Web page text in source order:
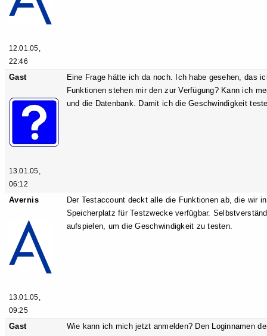
12.01.05,
22:46
Gast
13.01.05,
06:12
Eine Frage hätte ich da noch. Ich habe gesehen, das
Funktionen stehen mir den zur Verfügung? Kann ich
und die Datenbank. Damit ich die Geschwindigkeit
Avernis
13.01.05,
09:25
Der Testaccount deckt alle die Funktionen ab, die wir
Speicherplatz für Testzwecke verfügbar.
aufspielen, um die Geschwindigkeit zu testen.
Gast
Wie kann ich mich jetzt anmelden? Den Loginnamen